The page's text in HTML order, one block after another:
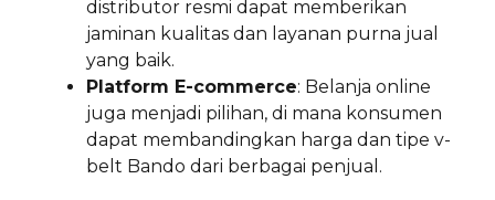
distributor resmi dapat memberikan
jaminan kualitas dan layanan purna jual
yang baik.
Platform E-commerce: Belanja online
juga menjadi pilihan, di mana konsumen
dapat membandingkan harga dan tipe v-
belt Bando dari berbagai penjual.